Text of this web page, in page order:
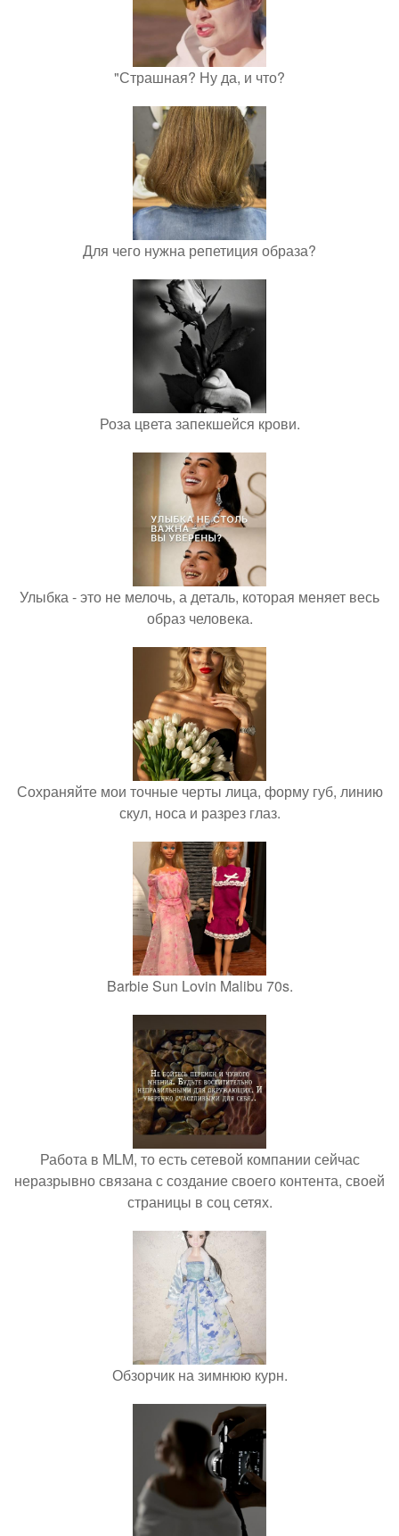
"Страшная? Ну да, и что?
Для чего нужна репетиция образа?
Роза цвета запекшейся крови.
Улыбка - это не мелочь, а деталь, которая меняет весь
образ человека.
Сохраняйте мои точные черты лица, форму губ, линию
скул, носа и разрез глаз.
Barbie Sun Lovin Malibu 70s.
Работа в MLM, то есть сетевой компании сейчас
неразрывно связана с создание своего контента, своей
страницы в соц сетях.
Обзорчик на зимнюю курн.